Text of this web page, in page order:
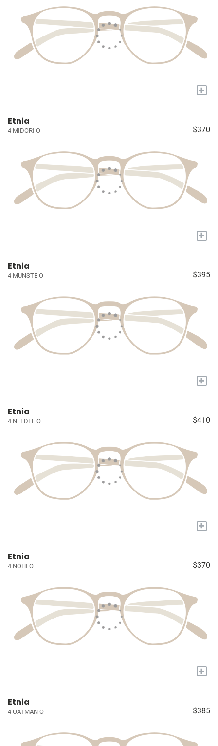
+
Etnia
4 MIDORI O $370
+
Etnia
4 MUNSTE O $395
+
Etnia
4 NEEDLE O $410
+
Etnia
4 NOHI O $370
+
Etnia
4 OATMAN O $385